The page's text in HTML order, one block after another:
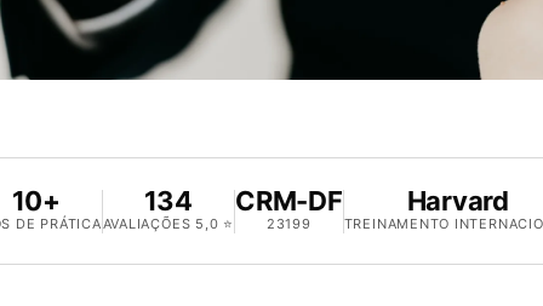
10+
DE PRÁTICA
134
AVALIAÇÕES 5,0 ⭐
CRM-DF
23199
Harvard
TREINAMENTO